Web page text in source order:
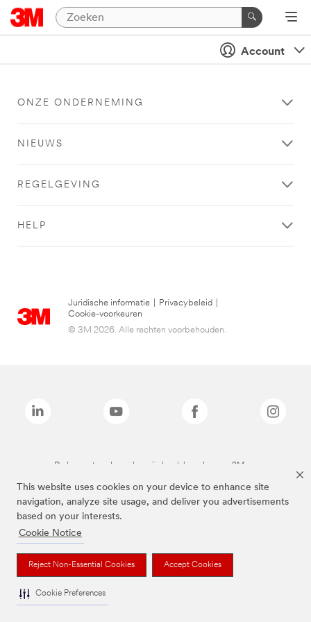
This website uses cookies on your device to enhance site
navigation, analyze site usage, and deliver you advertisements
based on your interests.
Cookie Notice
Reject Non-Essential Cookies Accept Cookies
Cookie Preferences
Account
ONZE ONDERNEMING
NIEUWS
REGELGEVING
HELP
Juridische informatie Privacybeleid
Cookie-voorkeuren
© 3M 2026. Alle rechten voorbehouden.
De bovenstaande merken zijn handelsmerken van 3M.we